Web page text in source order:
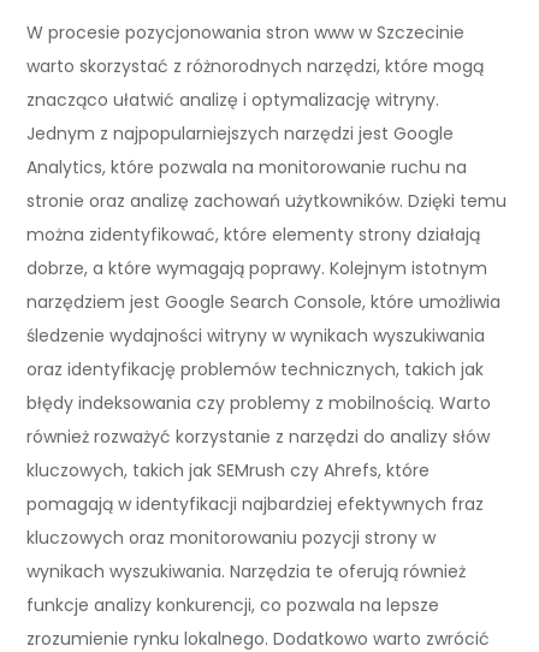
W procesie pozycjonowania stron www w Szczecinie
warto skorzystać z różnorodnych narzędzi, które mogą
znacząco ułatwić analizę i optymalizację witryny.
Jednym z najpopularniejszych narzędzi jest Google
Analytics, które pozwala na monitorowanie ruchu na
stronie oraz analizę zachowań użytkowników. Dzięki temu
można zidentyfikować, które elementy strony działają
dobrze, a które wymagają poprawy. Kolejnym istotnym
narzędziem jest Google Search Console, które umożliwia
śledzenie wydajności witryny w wynikach wyszukiwania
oraz identyfikację problemów technicznych, takich jak
błędy indeksowania czy problemy z mobilnością. Warto
również rozważyć korzystanie z narzędzi do analizy słów
kluczowych, takich jak SEMrush czy Ahrefs, które
pomagają w identyfikacji najbardziej efektywnych fraz
kluczowych oraz monitorowaniu pozycji strony w
wynikach wyszukiwania. Narzędzia te oferują również
funkcje analizy konkurencji, co pozwala na lepsze
zrozumienie rynku lokalnego. Dodatkowo warto zwrócić